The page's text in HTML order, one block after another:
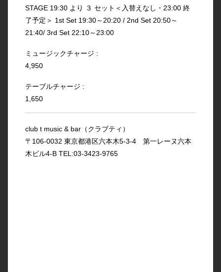
STAGE 19:30 より ３ セット＜入替えなし・23:00 終
了予定＞ 1st Set 19:30～20:20 / 2nd Set 20:50～
21:40/ 3rd Set 22:10～23:00
ミュージックチャージ :
4,950
テーブルチャージ :
1,650
club t music & bar（クラブティ）
〒106-0032 東京都港区六本木5-3-4 第一レーヌ六本
木ビル4-B TEL:03-3423-9765